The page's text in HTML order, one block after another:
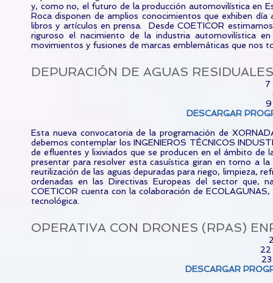
y, como no, el futuro de la producción automovilística en
Roca disponen de amplios conocimientos que exhiben
libros y artículos en prensa. Desde COETICOR
riguroso el nacimiento de la industria automovilística
movimientos y fusiones de marcas emblemáticas que nos
DEPURACIÓN DE AGUAS
7
9
DESCARGAR
Esta nueva convocatoria de la programación de
debemos contemplar los INGENIEROS TÉCNICOS
de efluentes y lixiviados que se producen en el ámbito de
presentar para resolver esta casuística giran en torno a
reutilización de las aguas depuradas para riego, limpieza,
ordenadas en las Directivas Europeas del sector que,
COETICOR cuenta con la colaboración de
tecnológica.
OPERATIVA CON DRONES (RPAS)
22
DESCARGAR